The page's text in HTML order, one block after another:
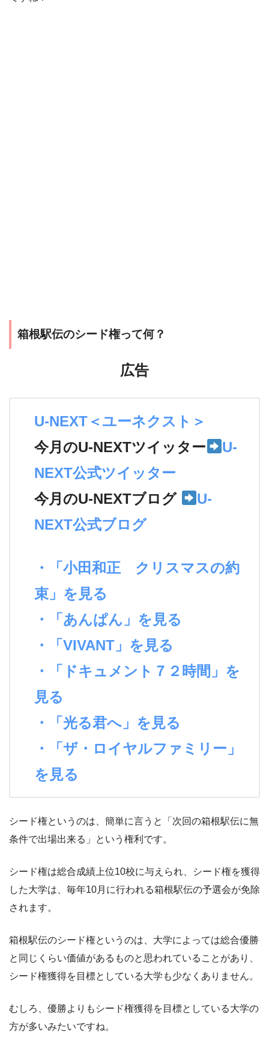
箱根駅伝のシード権って何？
広告
U-NEXT＜ユーネクスト＞
今月のU-NEXTツイッター
U-
NEXT公式ツイッター
今月のU-NEXTブログ
U-
NEXT公式ブログ
・「小田和正 クリスマスの約
束」を見る
・「あんぱん」を見る
・「VIVANT」を見る
・「ドキュメント７２時間」を
見る
・「光る君へ」を見る
・「ザ・ロイヤルファミリー」
を見る
シード権というのは、簡単に言うと「次回の箱根駅伝に無
条件で出場出来る」という権利です。
シード権は総合成績上位10校に与えられ、シード権を獲得
した大学は、毎年10月に行われる箱根駅伝の予選会が免除
されます。
箱根駅伝のシード権というのは、大学によっては総合優勝
と同じくらい価値があるものと思われていることがあり、
シード権獲得を目標としている大学も少なくありません。
むしろ、優勝よりもシード権獲得を目標としている大学の
方が多いみたいですね。